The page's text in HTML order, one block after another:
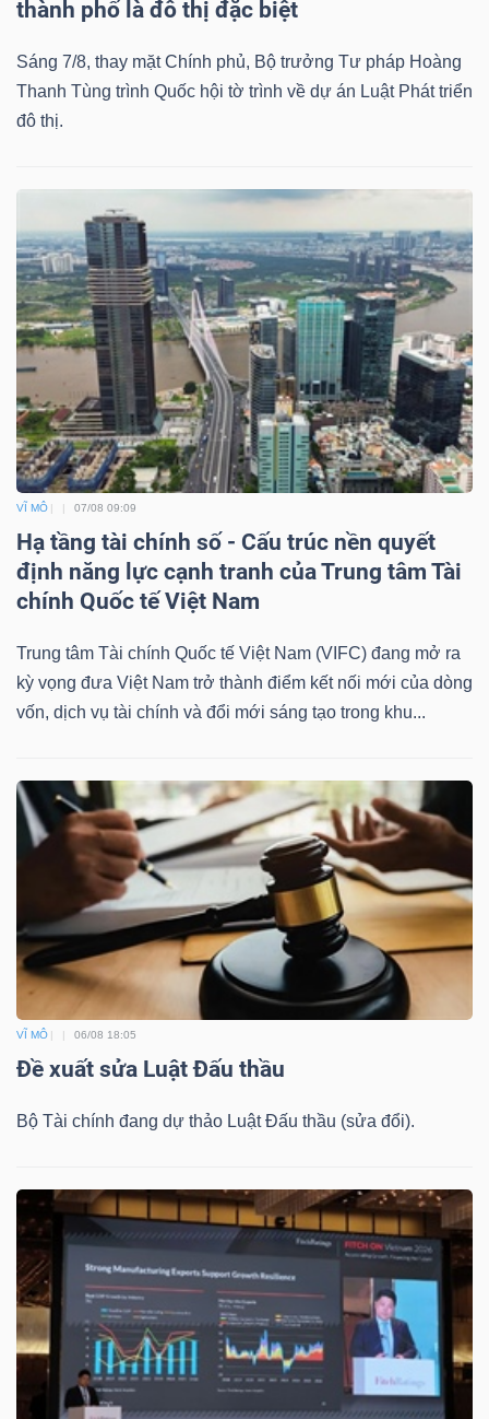
thành phố là đô thị đặc biệt
Sáng 7/8, thay mặt Chính phủ, Bộ trưởng Tư pháp Hoàng
Thanh Tùng trình Quốc hội tờ trình về dự án Luật Phát triển
đô thị.
VĨ MÔ 07/08 09:09
Hạ tầng tài chính số - Cấu trúc nền quyết
định năng lực cạnh tranh của Trung tâm Tài
chính Quốc tế Việt Nam
Trung tâm Tài chính Quốc tế Việt Nam (VIFC) đang mở ra
kỳ vọng đưa Việt Nam trở thành điểm kết nối mới của dòng
vốn, dịch vụ tài chính và đổi mới sáng tạo trong khu...
VĨ MÔ 06/08 18:05
Đề xuất sửa Luật Đấu thầu
Bộ Tài chính đang dự thảo Luật Đấu thầu (sửa đổi).